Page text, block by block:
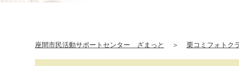
座間市民活動サポートセンター ざまっと ＞ 栗コミフォトク